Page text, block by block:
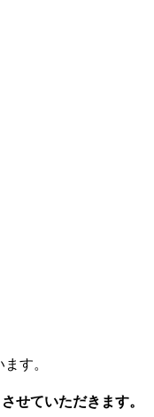
す。
せていただきます。